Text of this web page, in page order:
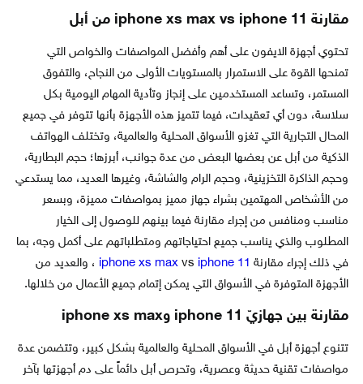
مقارنة iphone xs max vs iphone 11 من أبل
تحتوي أجهزة الايفون على أهم وأفضل المواصفات والخواص التي
تمنحها القوة على الاستمرار بالمستويات الأولى من النجاح، والتفوق
المستمر، وتساعد المستخدمين على إنجاز وتأدية المهام اليومية بكل
سلاسة، دون أي تعقيدات، فيما تتميز هذه الأجهزة بأنها تتوفر في جميع
المحال التجارية التي تغزو الأسواق المحلية والعالمية، وتختلف الهواتف
الذكية من أبل عن بعضها البعض من عدة جوانب، أبرزها؛ حجم البطارية،
وحجم الذاكرة التخزينية، وحجم الرام والشاشة، وغيرها العديد، مما يستدعي
من الأشخاص المهتمين بشراء جهاز مميز بمواصفات مميزة، وبسعر
مناسب ومنافس من إجراء مقارنة فيما بينهم للوصول إلى الخيار
المطلوب والذي يناسب جميع احتياجاتهم ومتطلباتهم على أكمل وجه، بما
في ذلك إجراء مقارنة
iphone xs max vs iphone 11
، والعديد من
الأجهزة المتوفرة في الأسواق التي يمكن إتمام جميع الأعمال من خلالها.
مقارنة بين جهازيّ iphone 11 وiphone xs max
تتنوع أجهزة أبل في الأسواق المحلية والعالمية بشكل كبير، وتتضمن عدة
مواصفات تقنية حديثة وعصرية، وتحرص أبل دائماً على دم أجهزتها بآخر